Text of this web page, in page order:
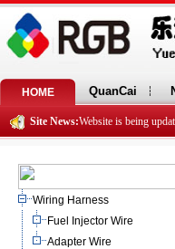
HOME QuanCai
Site News:Website is being
Wiring Harness
Fuel Injector Wire
Adapter Wire